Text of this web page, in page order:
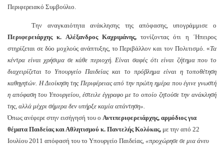
Περιφερειακό Συμβούλιο.
Την αναγκαιότητα ανάκλησης της απόφασης, υπογράμμισε ο
Περιφερειάρχης κ. Αλέξανδρος Καχριμάνης,τονίζοντας ότι η ΄Ηπειρος
στηρίζεται σε δύο μοχλούς ανάπτυξης, το Περιβάλλον και τον Πολιτισμό. «Τα
κέντρα είναι χρήσιμα σε κάθε περιοχή. Είναι σαφές ότι είναι ζήτημα που το
διαχειρίζεται το Υπουργείο Παιδείας και το πρόβλημα είναι η τοποθέτηση
καθηγητών. Η Διοίκηση της Περιφέρειας από την πρώτη ημέρα που έγινε γνωστή
η απόφαση του Υπουργείου, έστειλε έγγραφο με το οποίο ζητούσε την ανάκλησή
της, αλλά μέχρι σήμερα δεν υπήρξε καμία απάντηση».
Όπως ανέφερε στην εισήγησή του ο Αντιπεριφερειάρχης, αρμόδιος για
θέματα Παιδείας και Αθλητισμού κ. Παντελής Κολόκας, με την από 22
Ιουλίου 2011 απόφασή του το Υπουργείο Παιδείας, «προχώρησε σε μια άνευ